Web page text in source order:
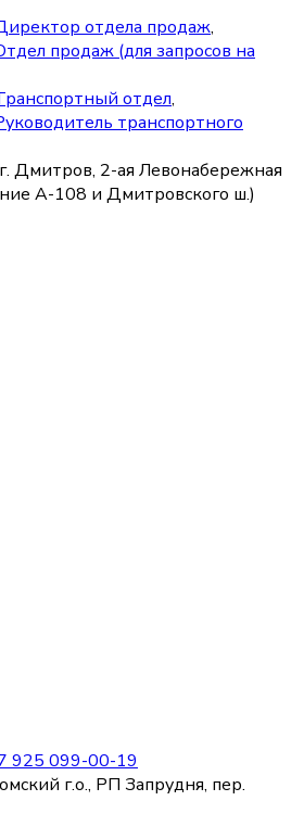
отдела продаж,
продаж (для запросов на
отдел,
транспортного
Дмитров, 2-ая Левонабережная
А-108 и Дмитровского ш.)
925 099-00-19
г.о., РП Запрудня, пер.